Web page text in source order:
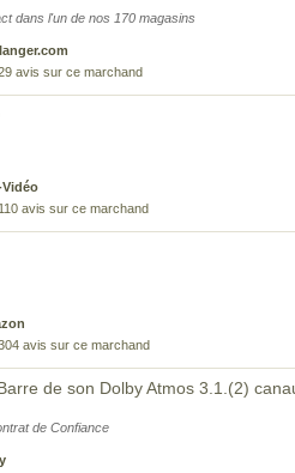
dans l'un de nos 170 magasins
avis sur ce marchand
110 avis sur ce marchand
avis sur ce marchand
de son Dolby Atmos 3.1.(2)
de Confiance